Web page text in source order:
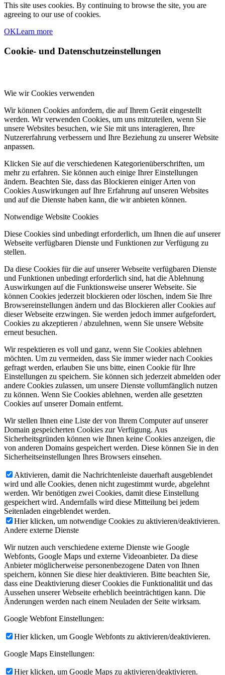
This site uses cookies. By continuing to browse the site, you are
agreeing to our use of cookies.
OKLearn more
Cookie- und Datenschutzeinstellungen
Wie wir Cookies verwenden
Wir können Cookies anfordern, die auf Ihrem Gerät eingestellt
werden. Wir verwenden Cookies, um uns mitzuteilen, wenn Sie
unsere Websites besuchen, wie Sie mit uns interagieren, Ihre
Nutzererfahrung verbessern und Ihre Beziehung zu unserer Website
anpassen.
Klicken Sie auf die verschiedenen Kategorienüberschriften, um
mehr zu erfahren. Sie können auch einige Ihrer Einstellungen
ändern. Beachten Sie, dass das Blockieren einiger Arten von
Cookies Auswirkungen auf Ihre Erfahrung auf unseren Websites
und auf die Dienste haben kann, die wir anbieten können.
Notwendige Website Cookies
Diese Cookies sind unbedingt erforderlich, um Ihnen die auf unserer
Webseite verfügbaren Dienste und Funktionen zur Verfügung zu
stellen.
Da diese Cookies für die auf unserer Webseite verfügbaren Dienste
und Funktionen unbedingt erforderlich sind, hat die Ablehnung
Auswirkungen auf die Funktionsweise unserer Webseite. Sie
können Cookies jederzeit blockieren oder löschen, indem Sie Ihre
Browsereinstellungen ändern und das Blockieren aller Cookies auf
dieser Webseite erzwingen. Sie werden jedoch immer aufgefordert,
Cookies zu akzeptieren / abzulehnen, wenn Sie unsere Website
erneut besuchen.
Wir respektieren es voll und ganz, wenn Sie Cookies ablehnen
möchten. Um zu vermeiden, dass Sie immer wieder nach Cookies
gefragt werden, erlauben Sie uns bitte, einen Cookie für Ihre
Einstellungen zu speichern. Sie können sich jederzeit abmelden oder
andere Cookies zulassen, um unsere Dienste vollumfänglich nutzen
zu können. Wenn Sie Cookies ablehnen, werden alle gesetzten
Cookies auf unserer Domain entfernt.
Wir stellen Ihnen eine Liste der von Ihrem Computer auf unserer
Domain gespeicherten Cookies zur Verfügung. Aus
Sicherheitsgründen können wie Ihnen keine Cookies anzeigen, die
von anderen Domains gespeichert werden. Diese können Sie in den
Sicherheitseinstellungen Ihres Browsers einsehen.
Aktivieren, damit die Nachrichtenleiste dauerhaft ausgeblendet
wird und alle Cookies, denen nicht zugestimmt wurde, abgelehnt
werden. Wir benötigen zwei Cookies, damit diese Einstellung
gespeichert wird. Andernfalls wird diese Mitteilung bei jedem
Seitenladen eingeblendet werden.
Hier klicken, um notwendige Cookies zu aktivieren/deaktivieren.
Andere externe Dienste
Wir nutzen auch verschiedene externe Dienste wie Google
Webfonts, Google Maps und externe Videoanbieter. Da diese
Anbieter möglicherweise personenbezogene Daten von Ihnen
speichern, können Sie diese hier deaktivieren. Bitte beachten Sie,
dass eine Deaktivierung dieser Cookies die Funktionalität und das
Aussehen unserer Webseite erheblich beeinträchtigen kann. Die
Änderungen werden nach einem Neuladen der Seite wirksam.
Google Webfont Einstellungen:
Hier klicken, um Google Webfonts zu aktivieren/deaktivieren.
Google Maps Einstellungen:
Hier klicken, um Google Maps zu aktivieren/deaktivieren.